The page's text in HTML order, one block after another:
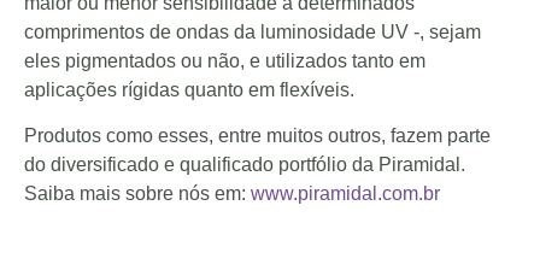
comprimentos de ondas da luminosidade UV -, sejam
eles pigmentados ou não, e utilizados tanto em
aplicações rígidas quanto em flexíveis.
Produtos como esses, entre muitos outros, fazem parte
do diversificado e qualificado portfólio da Piramidal.
Saiba mais sobre nós em: www.piramidal.com.br